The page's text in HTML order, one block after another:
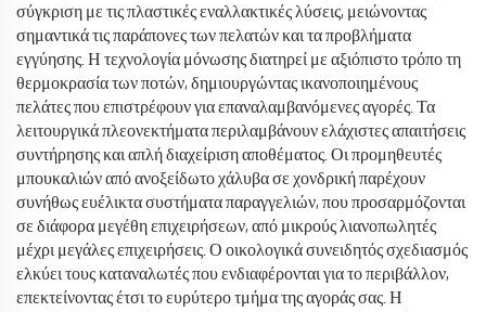
σύγκριση με τις πλαστικές εναλλακτικές λύσεις, μειώνοντας
σημαντικά τις παράπονες των πελατών και τα προβλήματα
εγγύησης. Η τεχνολογία μόνωσης διατηρεί με αξιόπιστο τρόπο τη
θερμοκρασία των ποτών, δημιουργώντας ικανοποιημένους
πελάτες που επιστρέφουν για επαναλαμβανόμενες αγορές. Τα
λειτουργικά πλεονεκτήματα περιλαμβάνουν ελάχιστες απαιτήσεις
συντήρησης και απλή διαχείριση αποθέματος. Οι προμηθευτές
μπουκαλιών από ανοξείδωτο χάλυβα σε χονδρική παρέχουν
συνήθως ευέλικτα συστήματα παραγγελιών, που προσαρμόζονται
σε διάφορα μεγέθη επιχειρήσεων, από μικρούς λιανοπωλητές
μέχρι μεγάλες επιχειρήσεις. Ο οικολογικά συνειδητός σχεδιασμός
ελκύει τους καταναλωτές που ενδιαφέρονται για το περιβάλλον,
επεκτείνοντας έτσι το ευρύτερο τμήμα της αγοράς σας. Η